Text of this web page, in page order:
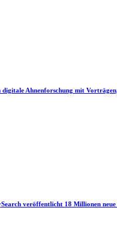
digitale Ahnenforschung mit
veröffentlicht 18 Millionen neue